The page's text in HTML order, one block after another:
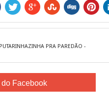
PRA PAREDÃO -
Facebook